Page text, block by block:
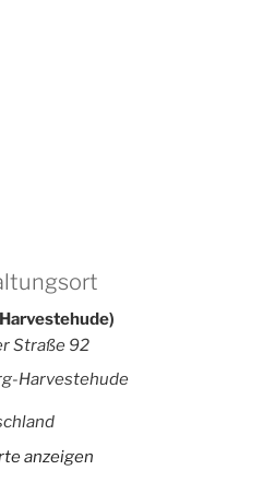
Straße 92
Harvestehude
anzeigen